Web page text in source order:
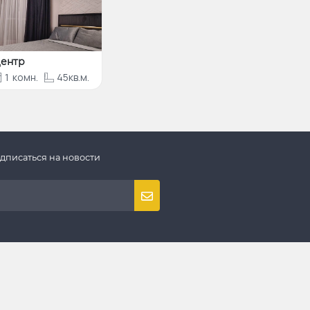
1 комн. 45кв.м.
на новости